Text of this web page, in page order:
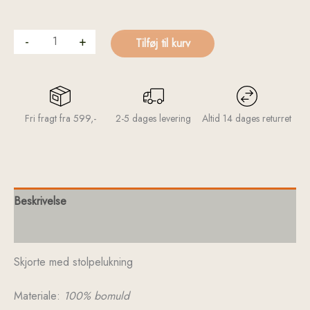
- + Tilføj til kurv
Fri fragt fra 599,- 2-5 dages levering Altid 14 dages returret
Beskrivelse
Skjorte med stolpelukning
Materiale: 100% bomuld